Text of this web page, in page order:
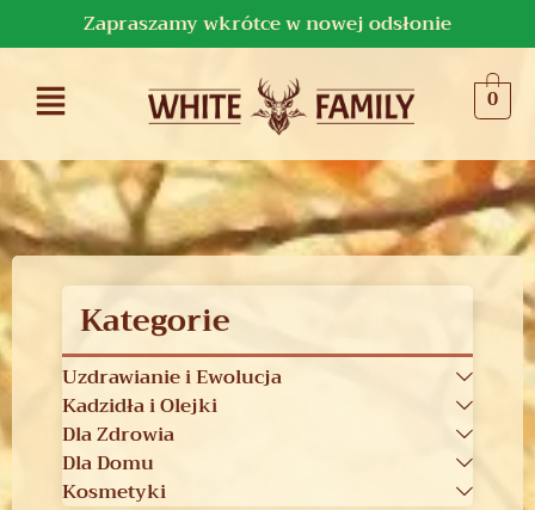
Zapraszamy wkrótce w nowej odsłonie
0
Kategorie
Uzdrawianie i Ewolucja
Kadzidła i Olejki
Dla Zdrowia
Dla Domu
Kosmetyki